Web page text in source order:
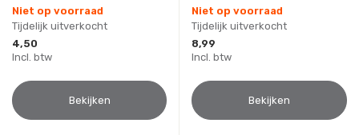
Niet op voorraad
Tijdelijk uitverkocht
4,50
Incl. btw
Bekijken
Niet op voorraad
Tijdelijk uitverkocht
8,99
Incl. btw
Bekijken